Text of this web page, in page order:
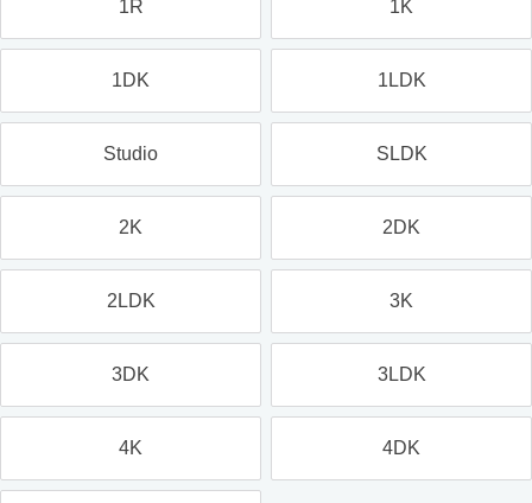
1R 1K
1DK 1LDK
Studio SLDK
2K 2DK
2LDK 3K
3DK 3LDK
4K 4DK